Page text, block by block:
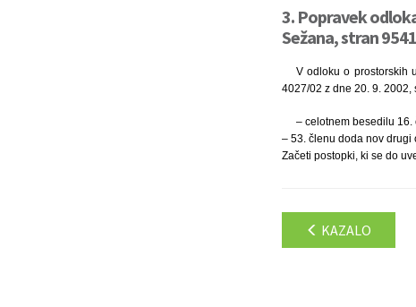
3. Popravek
Sežana, stran
V odloku o prostorskih
4027/02 z dne 20. 9. 2002,
– celotnem besedilu
– 53. členu doda nov drugi
Začeti postopki, ki se do
KAZALO